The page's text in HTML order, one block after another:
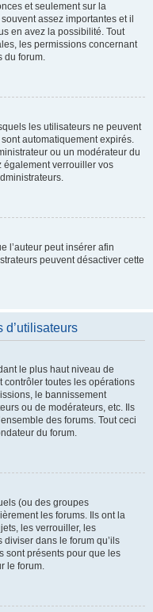
et seulement sur la
assez importantes et il
en avez la possibilité. Tout
les permissions concernant
du forum.
les utilisateurs ne peuvent
automatiquement expirés.
ou un modérateur du
également verrouiller vos
l’auteur peut insérer afin
peuvent désactiver cette
d’utilisateurs
le plus haut niveau de
contrôler toutes les opérations
le bannissement
ou de modérateurs, etc. Ils
des forums. Tout ceci
du forum.
(ou des groupes
les forums. Ils ont la
les verrouiller, les
dans le forum qu’ils
sont présents pour que les
le forum.